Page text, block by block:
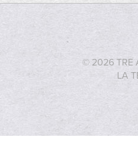
© 2026 TRE
LA